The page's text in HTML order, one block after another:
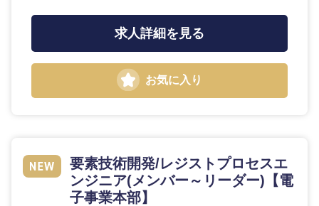
求人詳細を見る
お気に入り
要素技術開発/レジストプロセスエ
ンジニア(メンバー～リーダー)【電
子事業本部】